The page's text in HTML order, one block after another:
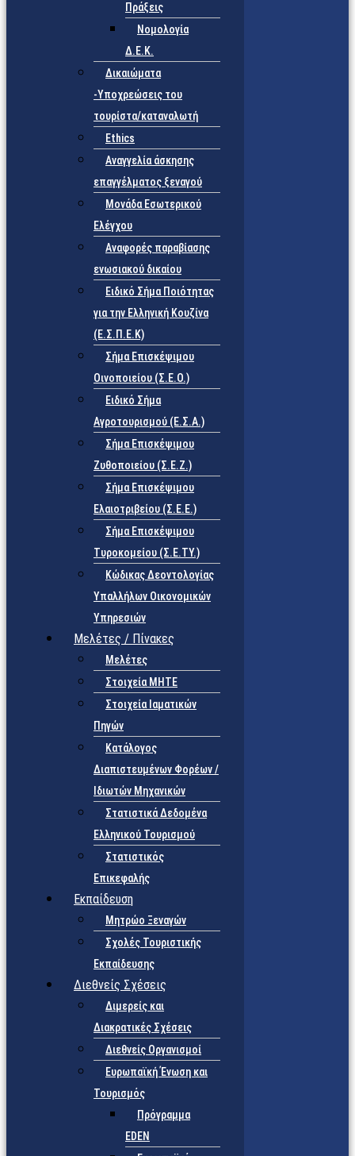
Πράξεις
Νομολογία
Δ.Ε.Κ.
Δικαιώματα
-Υποχρεώσεις του
τουρίστα/καταναλωτή
Ethics
Αναγγελία άσκησης
επαγγέλματος ξεναγού
Μονάδα Εσωτερικού
Ελέγχου
Αναφορές παραβίασης
ενωσιακού δικαίου
Ειδικό Σήμα Ποιότητας
για την Ελληνική Κουζίνα
(Ε.Σ.Π.Ε.Κ)
Σήμα Επισκέψιμου
Οινοποιείου (Σ.Ε.Ο.)
Ειδικό Σήμα
Αγροτουρισμού (Ε.Σ.Α.)
Σήμα Επισκέψιμου
Ζυθοποιείου (Σ.Ε.Ζ.)
Σήμα Επισκέψιμου
Ελαιοτριβείου (Σ.Ε.Ε.)
Σήμα Επισκέψιμου
Τυροκομείου (Σ.Ε.TY.)
Κώδικας Δεοντολογίας
Υπαλλήλων Οικονομικών
Υπηρεσιών
Μελέτες / Πίνακες
Μελέτες
Στοιχεία ΜΗΤΕ
Στοιχεία Ιαματικών
Πηγών
Κατάλογος
Διαπιστευμένων Φορέων /
Ιδιωτών Μηχανικών
Στατιστικά Δεδομένα
Ελληνικού Τουρισμού
Στατιστικός
Επικεφαλής
Εκπαίδευση
Μητρώο Ξεναγών
Σχολές Τουριστικής
Εκπαίδευσης
Διεθνείς Σχέσεις
Διμερείς και
Διακρατικές Σχέσεις
Διεθνείς Οργανισμοί
Ευρωπαϊκή Ένωση και
Τουρισμός
Πρόγραμμα
EDEN